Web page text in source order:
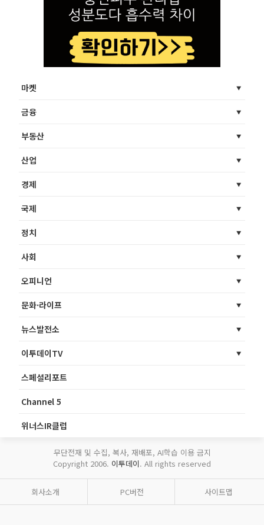
마켓
금융
부동산
산업
경제
국제
정치
사회
오피니언
문화·라이프
뉴스발전소
이투데이TV
스페셜리포트
Channel 5
위너스IR클럽
무단전재 및 수집, 복사, 재배포, AI학습 이용 금지
Copyright 2006. 이투데이. All rights reserved
회사소개 PC버전 사이트맵